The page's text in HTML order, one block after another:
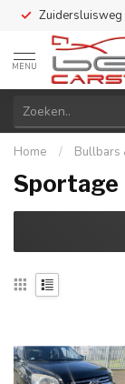
Zuidersluisweg
MENU
Home / Bullbars
Sportage